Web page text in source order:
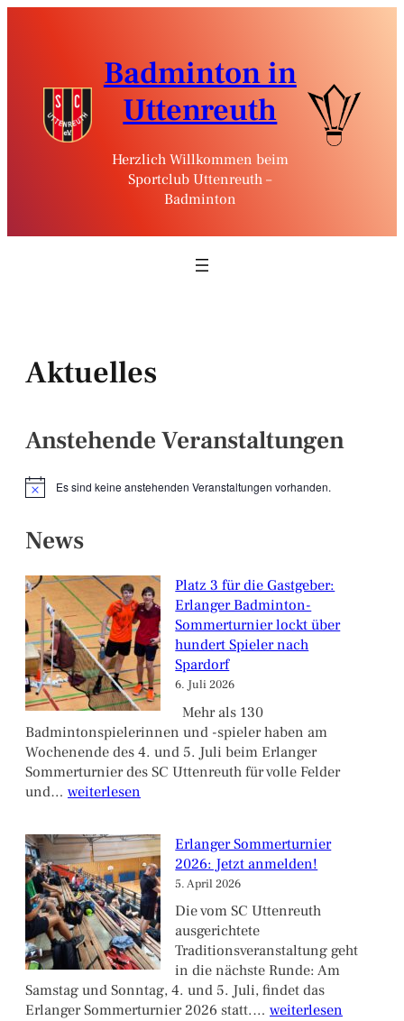
Badminton in
Uttenreuth
Herzlich Willkommen beim
Sportclub Uttenreuth –
Badminton
Aktuelles
Anstehende Veranstaltungen
HinweisEs sind keine anstehenden Veranstaltungen vorhanden.
News
Platz 3 für die Gastgeber:
Erlanger Badminton-
Sommerturnier lockt über
hundert Spieler nach
Spardorf
6. Juli 2026
Mehr als 130
Badmintonspielerinnen und -spieler haben am
Wochenende des 4. und 5. Juli beim Erlanger
Sommerturnier des SC Uttenreuth für volle Felder
und… Platz
für
die
Gastgeber:
Erlanger
Badminton-
Sommerturnier
lockt
über
hundert
Spieler
weiterlesen
Erlanger Sommerturnier
2026: Jetzt anmelden!
5. April 2026
Die vom SC Uttenreuth
ausgerichtete
Traditionsveranstaltung geht
in die nächste Runde: Am
Samstag und Sonntag, 4. und 5. Juli, findet das
Erlanger Sommerturnier 2026 statt.… Erlanger
weiterlesen